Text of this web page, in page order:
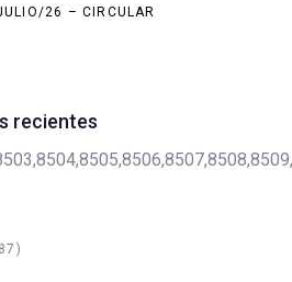
26 – CIRCULAR
recientes